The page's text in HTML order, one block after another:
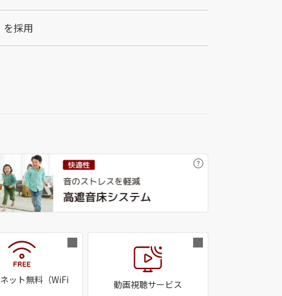
を採用
ット無料（WiFi
動画視聴サービス